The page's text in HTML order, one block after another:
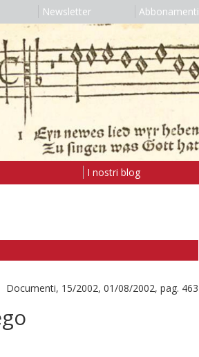
Newsletter Abbonamenti
I nostri blog
Documenti, 15/2002, 01/08/2002, pag. 463